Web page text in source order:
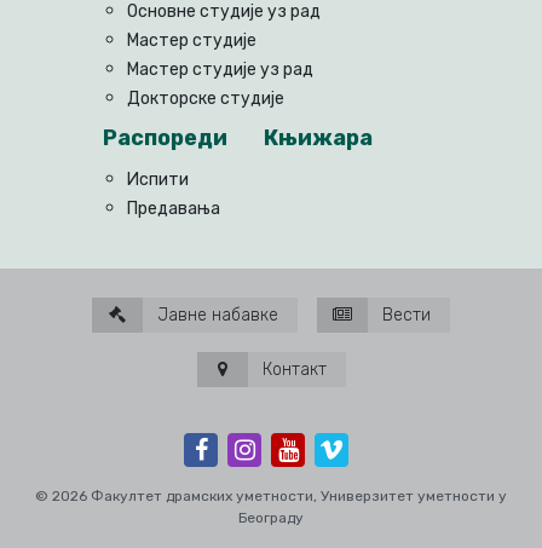
Основне студије уз рад
Мастер студије
Мастер студије уз рад
Докторске студије
Распореди
Испити
Предавања
Књижара
Јавне набавке Вести
Контакт
© 2026 Факултет драмских уметности, Универзитет уметности у
Београду